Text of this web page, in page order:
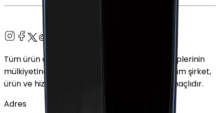
Tüm ürün adları, logolar ve markalar ilgili sahiplerinin
mülkiyetindedir. Bu web sitesinde kullanılan tüm şirket,
ürün ve hizmet adları yalnızca tanımlama amaçlıdır.
Adres